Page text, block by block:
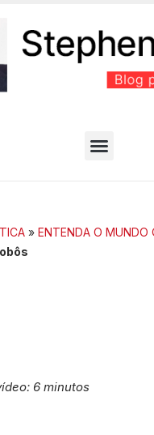
» ENTENDA O MUNDO
6 minutos